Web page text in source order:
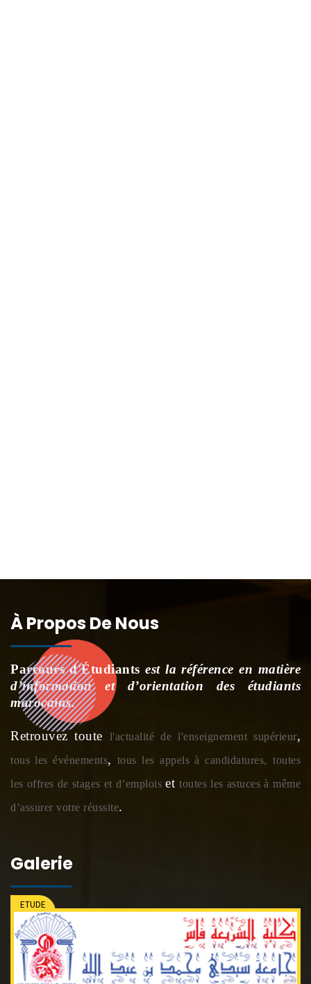
À Propos De Nous
Parcours d'Étudiants est la référence en matière
d’information et d’orientation des étudiants
marocains.
Retrouvez toute l'actualité de l'enseignement supérieur,
tous les événements, tous les appels à candidatures, toutes
les offres de stages et d’emploisettoutes les astuces à même
d’assurer votre réussite.
Galerie